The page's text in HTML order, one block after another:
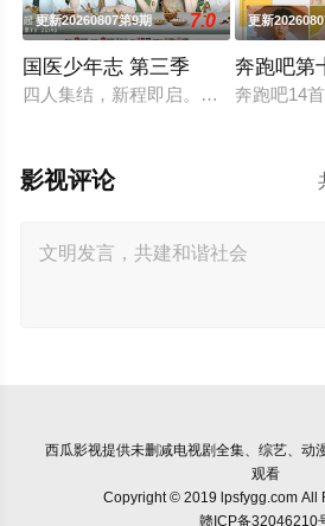
更新20260807第9期 7.0
国医少年志 第三季
四人集结，新程即启。和陈妍希、夏
更新
奔跑吧第
奔跑吧14
影视评论
西瓜影视提供未删减电视剧全集、综艺、动
观看
Copyright © 2019 lpsfygg.com All
赣ICP备32046210